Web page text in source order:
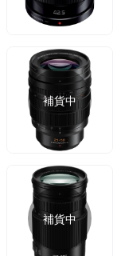
補貨中
補貨中